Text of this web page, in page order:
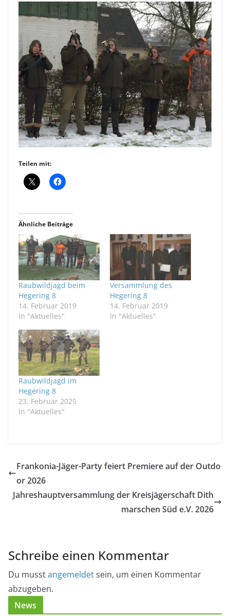
Teilen mit:
Ähnliche Beiträge
Raubwildjagd beim
Hegering 8
14. Februar 2019
In "Aktuelles"
Versammlung des
Hegering 8
14. Februar 2019
In "Aktuelles"
Raubwildjagd im
Hegering 8
23. Februar 2025
In "Aktuelles"
Frankonia-Jäger-Party feiert Premiere auf der Outdo
or 2026
Jahreshauptversammlung der Kreisjägerschaft Dith
marschen Süd e.V. 2026
Schreibe einen Kommentar
Du musstangemeldetsein, um einen Kommentar
abzugeben.
News